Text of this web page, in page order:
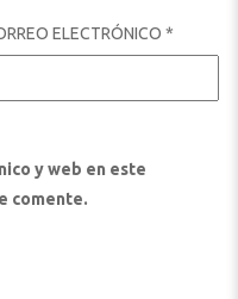
ELECTRÓNICO *
y web en este
comente.